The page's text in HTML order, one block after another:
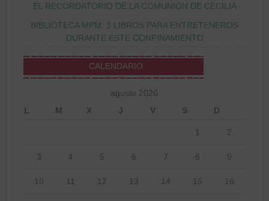
EL RECORDATORIO DE LA COMUNIÓN DE CECILIA
BIBLIOTECA MPM: 3 LIBROS PARA ENTRETENEROS
DURANTE ESTE CONFINAMIENTO
CALENDARIO
agosto 2026
L
M X J V S D
1 2
3 4 5 6 7 8 9
10 11 12 13 14 15 16